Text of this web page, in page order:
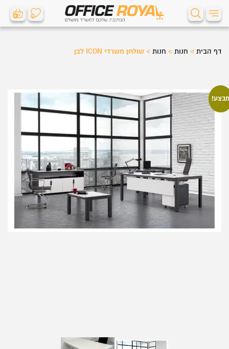
0 0
דף הבית > חנות > חנות > שולחן משרדי ICON לבן